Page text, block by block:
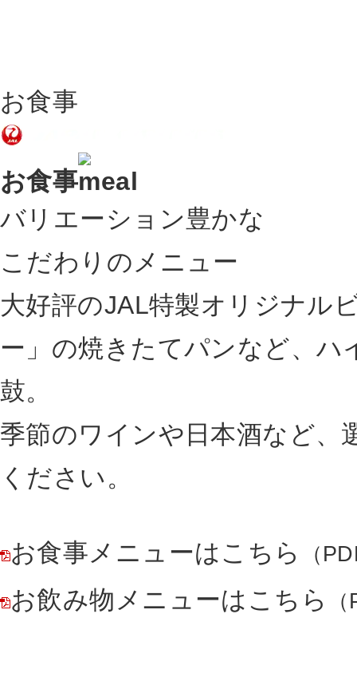
お食事
お食事
バリエーション豊かな
こだわりのメニュー
大好評のJAL特製オリジナル
ー」の焼きたてパンなど、
鼓。
季節のワインや日本酒など、
ください。
お食事メニューはこちら （
お飲み物メニューはこちら